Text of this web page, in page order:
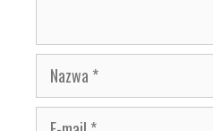
Nazwa
E-